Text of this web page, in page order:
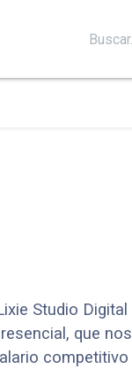
Studio Digital
que nos
competitivo